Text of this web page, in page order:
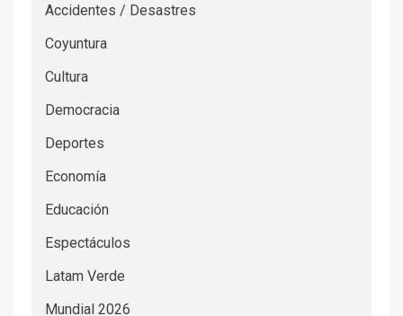
Accidentes / Desastres
Coyuntura
Cultura
Democracia
Deportes
Economía
Educación
Espectáculos
Latam Verde
Mundial 2026